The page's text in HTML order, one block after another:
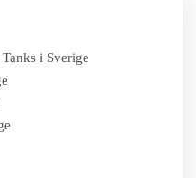
i Sverige